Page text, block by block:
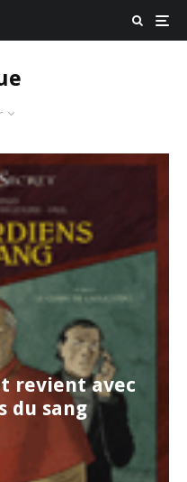
revient avec
du sang